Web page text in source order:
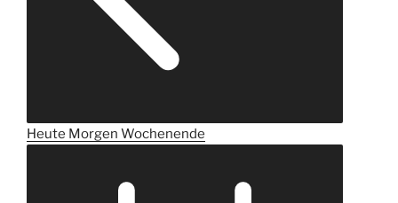
Heute Morgen Wochenende